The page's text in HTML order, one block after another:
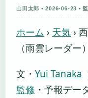
山田太郎 • 2026-06-23 •
ホーム › 天気 ›
（雨雲レーダー）
文・ Yui Tanaka
監修 ・ 予報デー